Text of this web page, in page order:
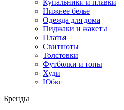
Купальники и плавки
Нижнее белье
Одежда для дома
Пиджаки и жакеты
Платья
Свитшоты
Толстовки
Футболки и топы
Худи
Юбки
Бренды